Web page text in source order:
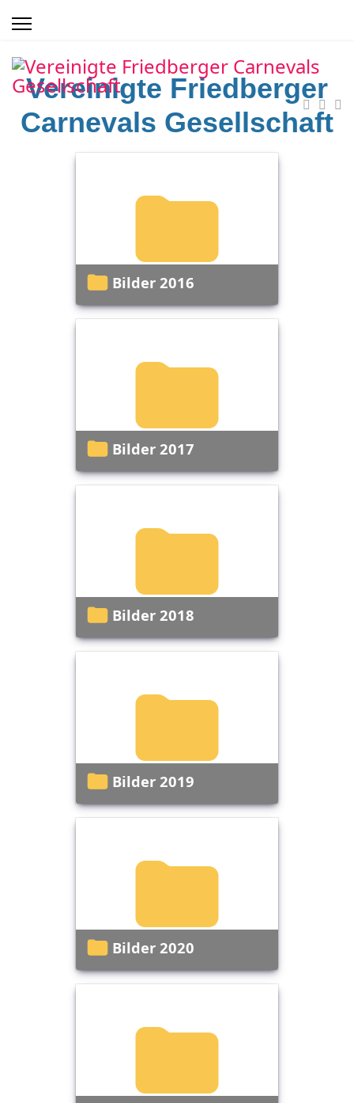
Vereinigte Friedberger
Carnevals Gesellschaft
Bilder 2016
Bilder 2017
Bilder 2018
Bilder 2019
Bilder 2020